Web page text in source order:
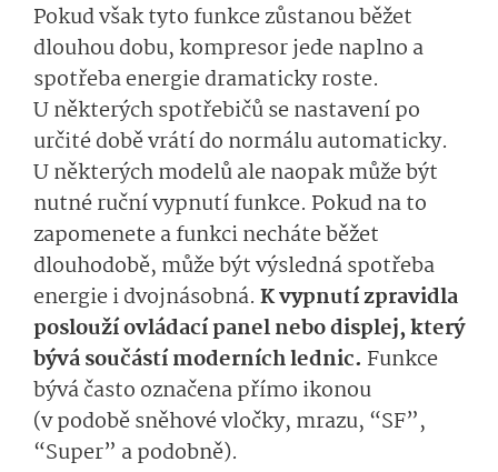
Pokud však tyto funkce zůstanou běžet
dlouhou dobu, kompresor jede naplno a
spotřeba energie dramaticky roste.
U některých spotřebičů se nastavení po
určité době vrátí do normálu automaticky.
U některých modelů ale naopak může být
nutné ruční vypnutí funkce. Pokud na to
zapomenete a funkci necháte běžet
dlouhodobě, může být výsledná spotřeba
energie i dvojnásobná. K vypnutí zpravidla
poslouží ovládací panel nebo displej, který
bývá součástí moderních lednic. Funkce
bývá často označena přímo ikonou
(v podobě sněhové vločky, mrazu, “SF”,
“Super” a podobně).